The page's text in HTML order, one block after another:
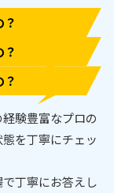
験豊富なプロの
を丁寧にチェッ
丁寧にお答えし